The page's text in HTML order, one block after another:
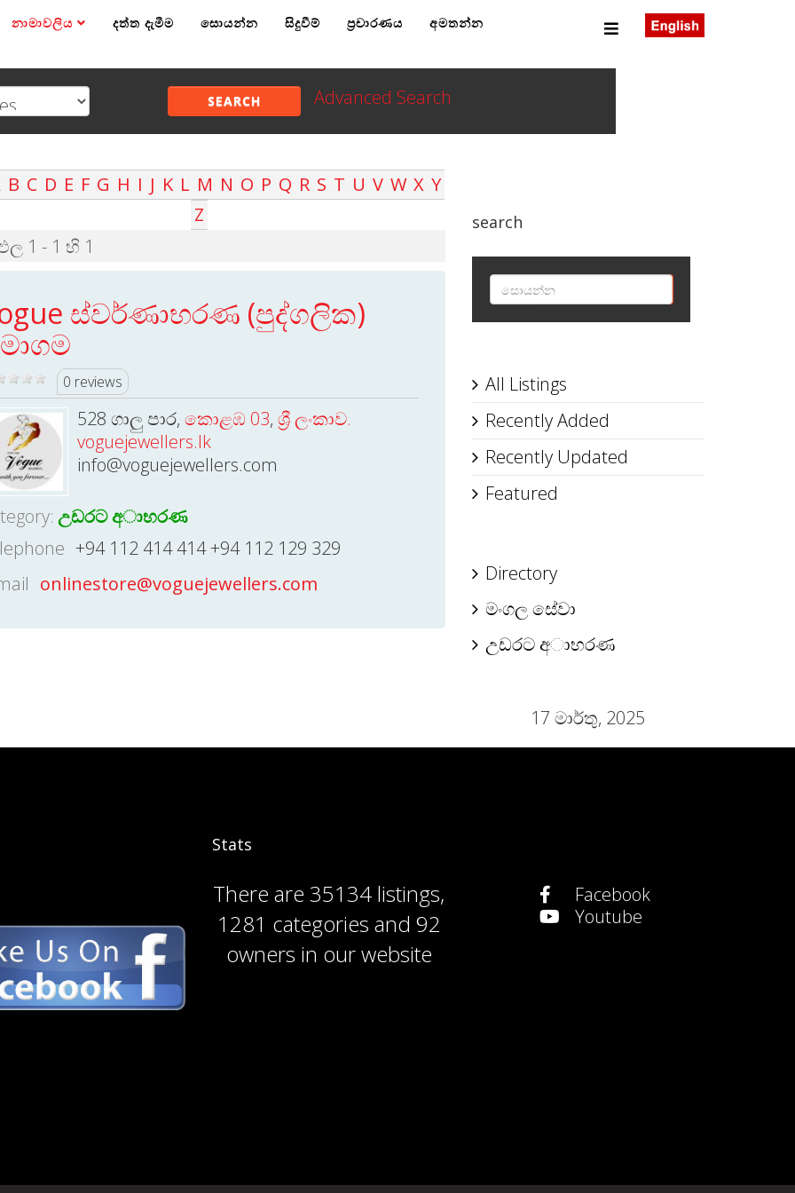
නාමාවලිය දත්ත දැමීම සොයන්න සිදුවීම් ප්‍රචාරණය අමතන්න
SEARCH Advanced Search
B C D E F G H I J K L M N O P Q R S T U V W X Y
Z
1 - 1 හි 1
ස්වර්ණාභරණ (පුද්ගලික)
0 reviews
528 ගාලු පාර, කොළඹ 03, ශ්‍රී ලංකාව.
voguejewellers.lk
info@voguejewellers.com
උඩරට අාභරණ
+94 112 414 414 +94 112 129 329
onlinestore@voguejewellers.com
search
All Listings
Recently Added
Recently Updated
Featured
Directory
මංගල සේවා
උඩරට අාභරණ
17 මාර්තු, 2025
Stats
There are35134 listings,
1281 categories and 92
owners in our website
Facebook
Youtube